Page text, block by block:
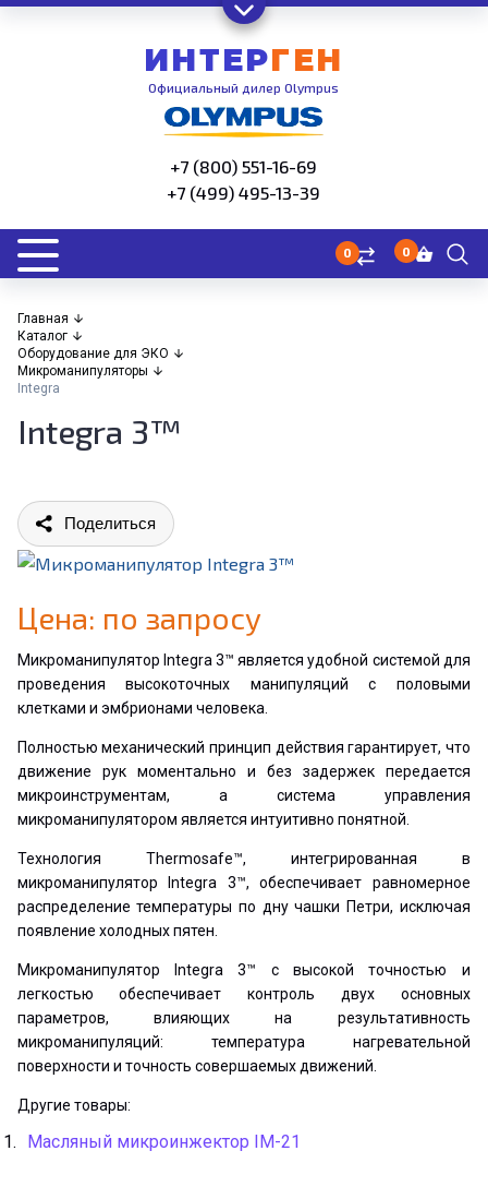
ИНТЕРГЕН
Официальный дилер Olympus
+7 (800) 551-16-69
+7 (499) 495-13-39
0 0
Главная
Каталог
Оборудование для ЭКО
Микроманипуляторы
Integra
Integra 3™
Поделиться
Цена: по запросу
Микроманипулятор Integra 3™ является удобной системой для
проведения высокоточных манипуляций с половыми
клетками и эмбрионами человека.
Полностью механический принцип действия гарантирует, что
движение рук моментально и без задержек передается
микроинструментам, а система управления
микроманипулятором является интуитивно понятной.
Технология Thermosafe™, интегрированная в
микроманипулятор Integra 3™, обеспечивает равномерное
распределение температуры по дну чашки Петри, исключая
появление холодных пятен.
Микроманипулятор Integra 3™ с высокой точностью и
легкостью обеспечивает контроль двух основных
параметров, влияющих на результативность
микроманипуляций: температура нагревательной
поверхности и точность совершаемых движений.
Другие товары:
Масляный микроинжектор IM-21